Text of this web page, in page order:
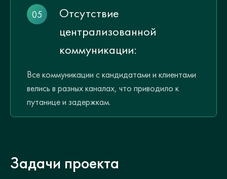
Отсутствие
централизованной
коммуникации:
Все коммуникации с кандидатами и клиентами
велись в разных каналах, что приводило к
путанице и задержкам.
Задачи проекта